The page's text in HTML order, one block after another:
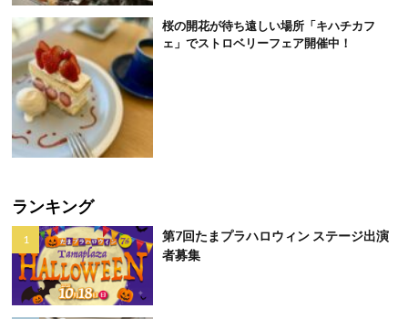
桜の開花が待ち遠しい場所「キハチカフ
ェ」でストロベリーフェア開催中！
ランキング
第7回たまプラハロウィン ステージ出演
者募集